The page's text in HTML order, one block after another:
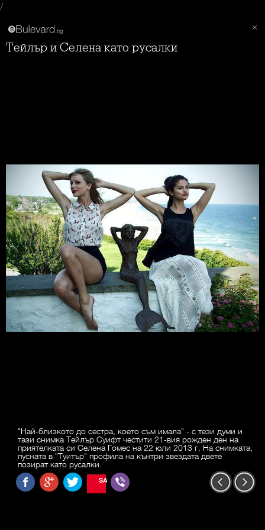
/
Тейлър и Селена като русалки
"Най-близкото до сестра, което съм имала" - с тези думи и
тази снимка Тейлър Суифт честити 21-вия рожден ден на
приятелката си Селена Гомес на 22 юли 2013 г. На снимката,
пусната в "Туитър" профила на кънтри звездата двете
позират като русалки.
SAVE